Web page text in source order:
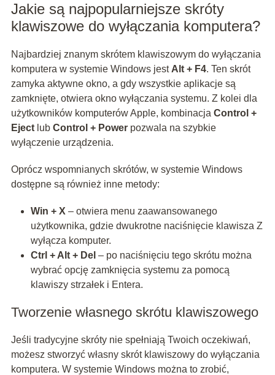
Jakie są najpopularniejsze skróty
klawiszowe do wyłączania komputera?
Najbardziej znanym skrótem klawiszowym do wyłączania
komputera w systemie Windows jest Alt + F4. Ten skrót
zamyka aktywne okno, a gdy wszystkie aplikacje są
zamknięte, otwiera okno wyłączania systemu. Z kolei dla
użytkowników komputerów Apple, kombinacja Control +
Ejectlub Control + Powerpozwala na szybkie
wyłączenie urządzenia.
Oprócz wspomnianych skrótów, w systemie Windows
dostępne są również inne metody:
Win + X – otwiera menu zaawansowanego
użytkownika, gdzie dwukrotne naciśnięcie klawisza Z
wyłącza komputer.
Ctrl + Alt + Del – po naciśnięciu tego skrótu można
wybrać opcję zamknięcia systemu za pomocą
klawiszy strzałek i Entera.
Tworzenie własnego skrótu klawiszowego
Jeśli tradycyjne skróty nie spełniają Twoich oczekiwań,
możesz stworzyć własny skrót klawiszowy do wyłączania
komputera. W systemie Windows można to zrobić,